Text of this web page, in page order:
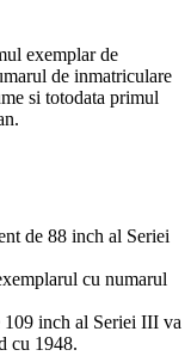
exemplar de
de inmatriculare
si totodata primul
de 88 inch al Seriei
cu numarul
109 inch al Seriei III va
cu 1948.